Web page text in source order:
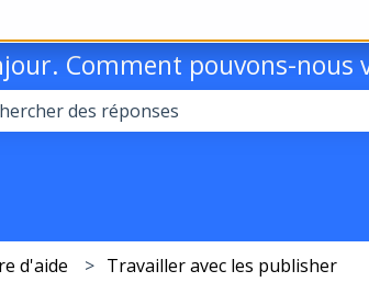
Comment pouvons-nous
d'aide Travailler avec les publisher